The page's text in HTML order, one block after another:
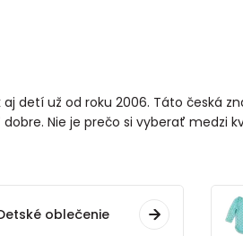
detí už od roku 2006. Táto česká
Nie je prečo si vyberať medzi
oblečenie